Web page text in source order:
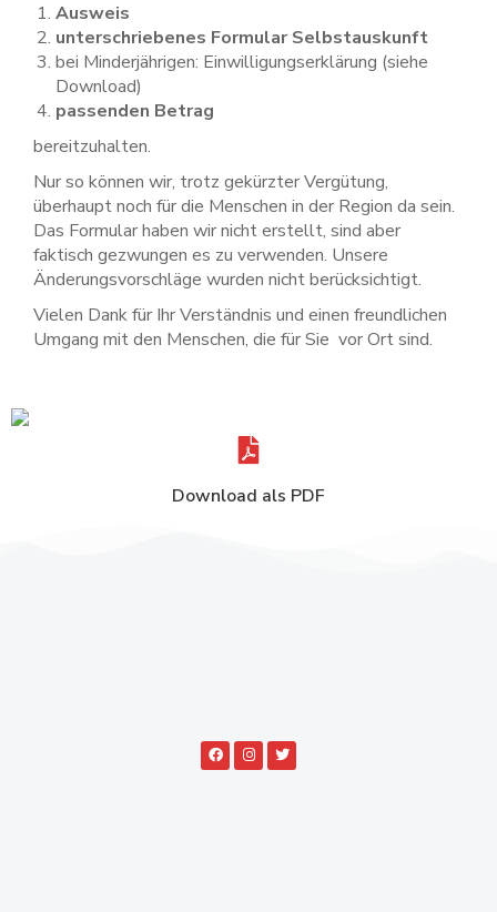
Ausweis
unterschriebenes Formular Selbstauskunft
bei Minderjährigen: Einwilligungserklärung (siehe
Download)
passenden Betrag
bereitzuhalten.
Nur so können wir, trotz gekürzter Vergütung,
überhaupt noch für die Menschen in der Region da sein.
Das Formular haben wir nicht erstellt, sind aber
faktisch gezwungen es zu verwenden. Unsere
Änderungsvorschläge wurden nicht berücksichtigt.
Vielen Dank für Ihr Verständnis und einen freundlichen
Umgang mit den Menschen, die für Sie vor Ort sind.
Download als PDF